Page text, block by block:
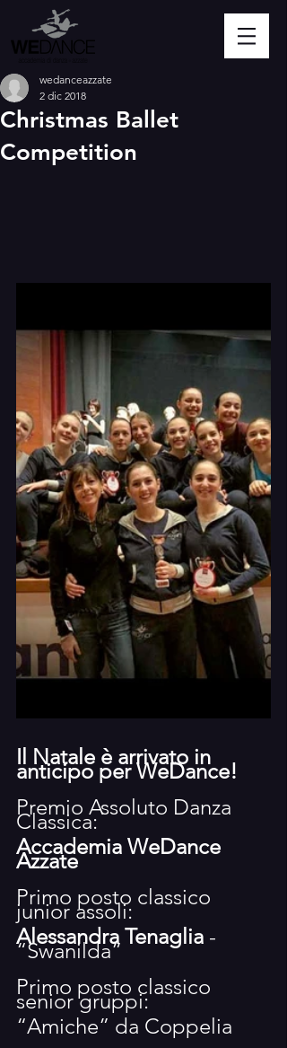
Christmas Ballet
Competition
wedanceazzate
2 dic 2018
Il Natale è arrivato in
anticipo per WeDance!
Premio Assoluto Danza
Classica:
Accademia WeDance
Azzate
Primo posto classico
junior assoli:
Alessandra Tenaglia -
“Swanilda”
Primo posto classico
senior gruppi:
“Amiche” da Coppelia